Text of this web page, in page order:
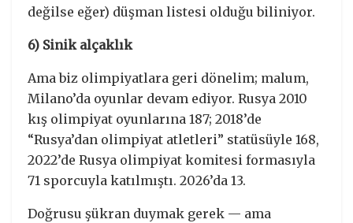
değilse eğer) düşman listesi olduğu biliniyor.
6) Sinik alçaklık
Ama biz olimpiyatlara geri dönelim; malum,
Milano’da oyunlar devam ediyor. Rusya 2010
kış olimpiyat oyunlarına 187; 2018’de
“Rusya’dan olimpiyat atletleri” statüsüyle 168,
2022’de Rusya olimpiyat komitesi formasıyla
71 sporcuyla katılmıştı. 2026’da 13.
Doğrusu şükran duymak gerek — ama